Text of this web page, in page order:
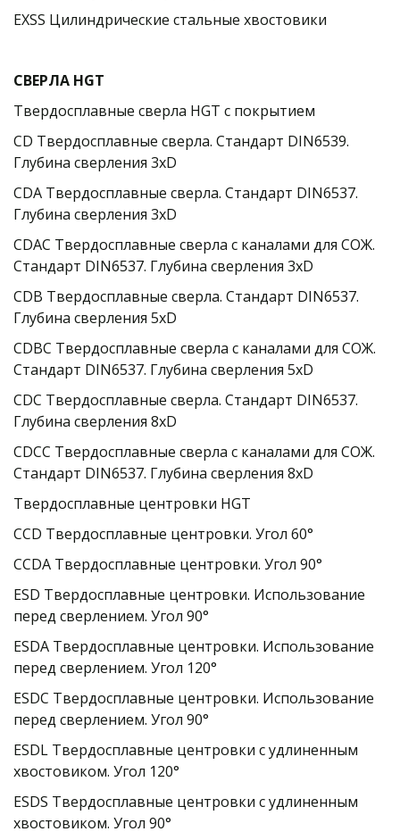
EXSS Цилиндрические стальные хвостовики
СВЕРЛА HGT
Твердосплавные сверла HGT с покрытием
CD Твердосплавные сверла. Стандарт DIN6539.
Глубина сверления 3xD
CDA Твердосплавные сверла. Стандарт DIN6537.
Глубина сверления 3xD
CDAC Твердосплавные сверла с каналами для СОЖ.
Стандарт DIN6537. Глубина сверления 3xD
CDB Твердосплавные сверла. Стандарт DIN6537.
Глубина сверления 5xD
CDBC Твердосплавные сверла с каналами для СОЖ.
Стандарт DIN6537. Глубина сверления 5xD
CDC Твердосплавные сверла. Стандарт DIN6537.
Глубина сверления 8xD
CDCC Твердосплавные сверла с каналами для СОЖ.
Стандарт DIN6537. Глубина сверления 8xD
Твердосплавные центровки HGT
CCD Твердосплавные центровки. Угол 60°
CCDA Твердосплавные центровки. Угол 90°
ESD Твердосплавные центровки. Использование
перед сверлением. Угол 90°
ESDA Твердосплавные центровки. Использование
перед сверлением. Угол 120°
ESDC Твердосплавные центровки. Использование
перед сверлением. Угол 90°
ESDL Твердосплавные центровки с удлиненным
хвостовиком. Угол 120°
ESDS Твердосплавные центровки с удлиненным
хвостовиком. Угол 90°